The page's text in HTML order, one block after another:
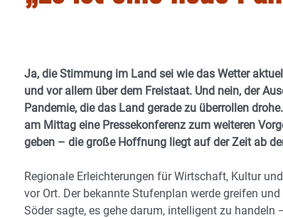
Ja, die Stimmung im Land sei wie das Wetter
und vor allem über dem Freistaat. Und nein, der
Pandemie, die das Land gerade zu überrollen
am Mittag eine Pressekonferenz zum weiteren
geben – die große Hoffnung liegt auf der Zeit ab
Regionale Erleichterungen für Wirtschaft, Kultur
vor Ort. Der bekannte Stufenplan werde greifen
Söder sagte, es gehe darum, intelligent zu